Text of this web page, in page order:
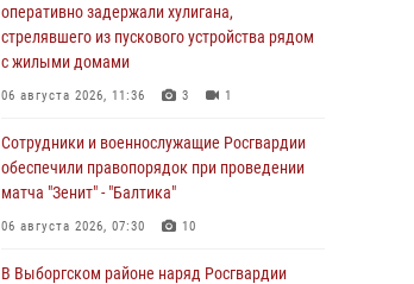
оперативно задержали хулигана,
стрелявшего из пускового устройства рядом
с жилыми домами
06 августа 2026, 11:36 3 1
Сотрудники и военнослужащие Росгвардии
обеспечили правопорядок при проведении
матча "Зенит" - "Балтика"
06 августа 2026, 07:30 10
В Выборгском районе наряд Росгвардии